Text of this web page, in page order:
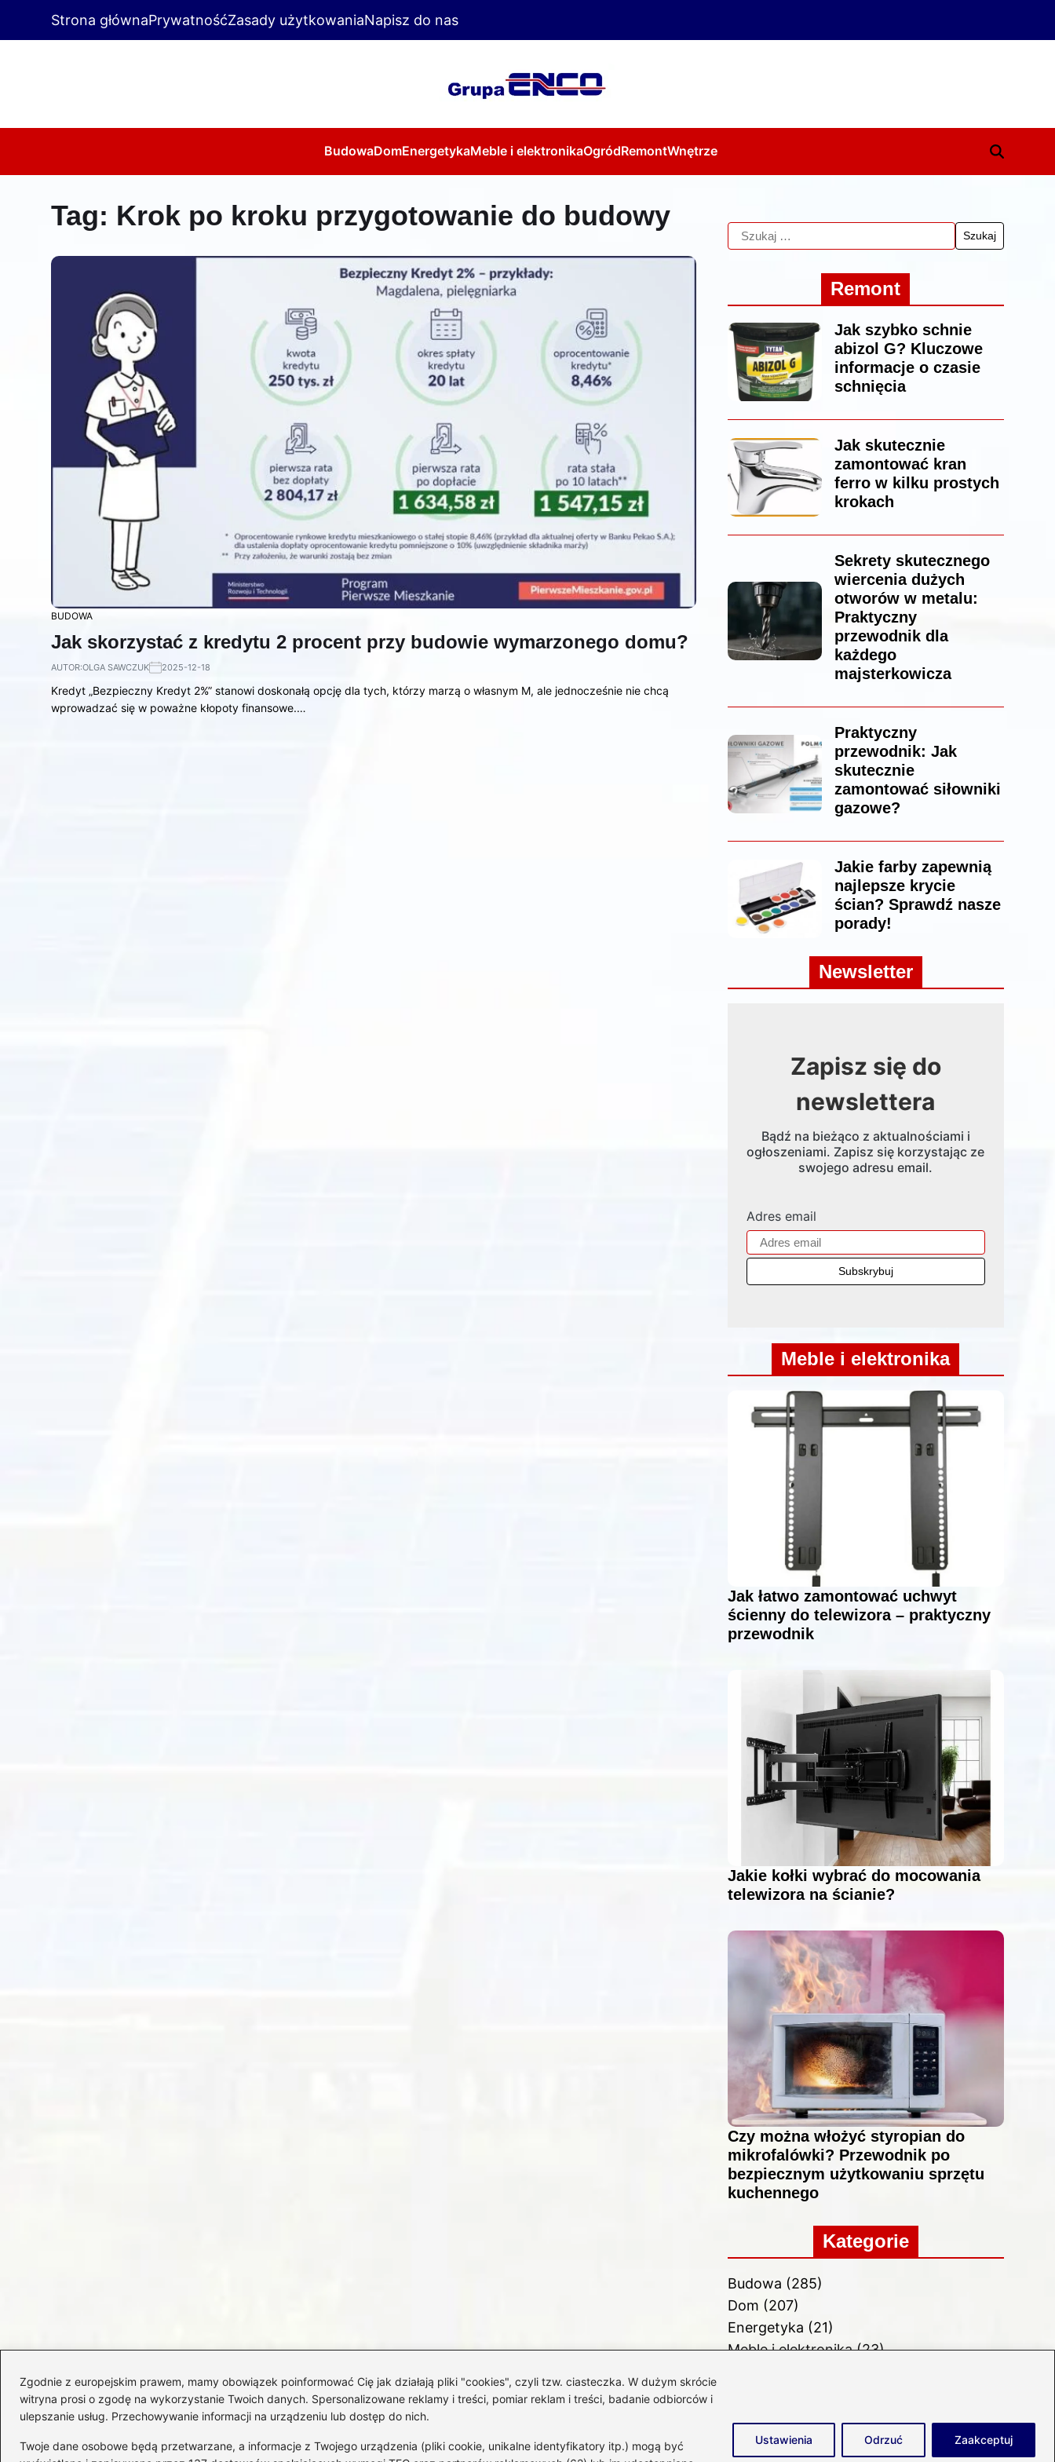
Zgodnie z europejskim prawem, mamy obowiązek poinformować Cię jak działają pliki "cookies", czyli tzw. ciasteczka. W dużym skrócie
witryna prosi o zgodę na wykorzystanie Twoich danych. Spersonalizowane reklamy i treści, pomiar reklam i treści, badanie odbiorców i
ulepszanie usług. Przechowywanie informacji na urządzeniu lub dostęp do nich.
Twoje dane osobowe będą przetwarzane, a informacje z Twojego urządzenia (pliki cookie, unikalne identyfikatory itp.) mogą być
Ustawienia Odrzuć Zaakceptuj
Strona głównaPrywatnośćZasady użytkowaniaNapisz do nas
BudowaDomEnergetykaMeble i elektronikaOgródRemontWnętrze
Tag: Krok po kroku przygotowanie do budowy
BUDOWA
Jak skorzystać z kredytu 2 procent przy budowie wymarzonego domu?
AUTOR:OLGA SAWCZUK 2025-12-18
Kredyt „Bezpieczny Kredyt 2%” stanowi doskonałą opcję dla tych, którzy marzą o własnym M, ale jednocześnie nie chcą
wprowadzać się w poważne kłopoty finansowe.…
Remont
Jak szybko schnie
abizol G? Kluczowe
informacje o czasie
schnięcia
Jak skutecznie
zamontować kran
ferro w kilku prostych
krokach
Sekrety skutecznego
wiercenia dużych
otworów w metalu:
Praktyczny
przewodnik dla
każdego
majsterkowicza
Praktyczny
przewodnik: Jak
skutecznie
zamontować siłowniki
gazowe?
Jakie farby zapewnią
najlepsze krycie
ścian? Sprawdź nasze
porady!
Newsletter
Zapisz się do
newslettera
Bądź na bieżąco z aktualnościami i
ogłoszeniami. Zapisz się korzystając ze
swojego adresu email.
Adres email
Meble i elektronika
Jak łatwo zamontować uchwyt
ścienny do telewizora – praktyczny
przewodnik
Jakie kołki wybrać do mocowania
telewizora na ścianie?
Czy można włożyć styropian do
mikrofalówki? Przewodnik po
bezpiecznym użytkowaniu sprzętu
kuchennego
Kategorie
Budowa (285)
Dom (207)
Energetyka (21)
Meble i elektronika(23)